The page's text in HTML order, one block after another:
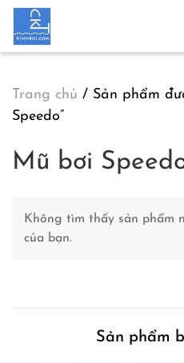
Skip to main content
Trang chủ / Sản phẩm
Speedo”
Mũ bơi
Không tìm thấy sản phẩm
của bạn.
Sản phẩm